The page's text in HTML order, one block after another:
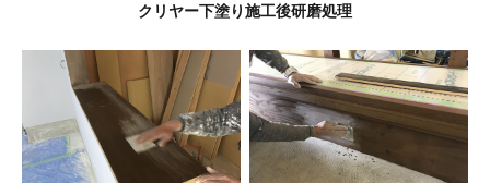
クリヤー下塗り施工後研磨処理